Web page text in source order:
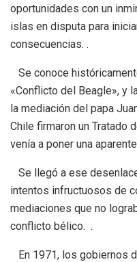
oportunidades con un
islas en disputa para
consecuencias. .
Se conoce
«Conflicto del Beagle», y
la mediación del papa
Chile firmaron un Tratado
venía a poner una
Se llegó a ese
intentos infructuosos de
mediaciones que no
conflicto bélico. .
En 1971, los gobiernos